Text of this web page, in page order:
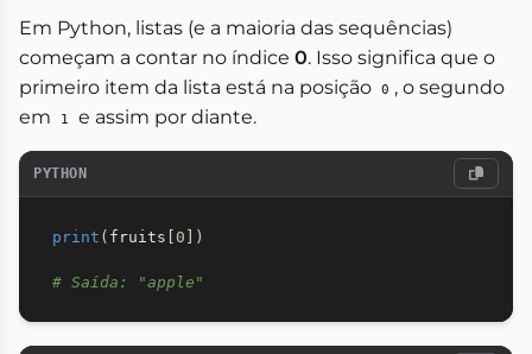
Em Python, listas (e a maioria das sequências)
começam a contar no índice 0. Isso significa que o
primeiro item da lista está na posição 0 , o segundo
em
1 e assim por diante.
PYTHON
print ( fruits 0 )
# Saída: "apple"